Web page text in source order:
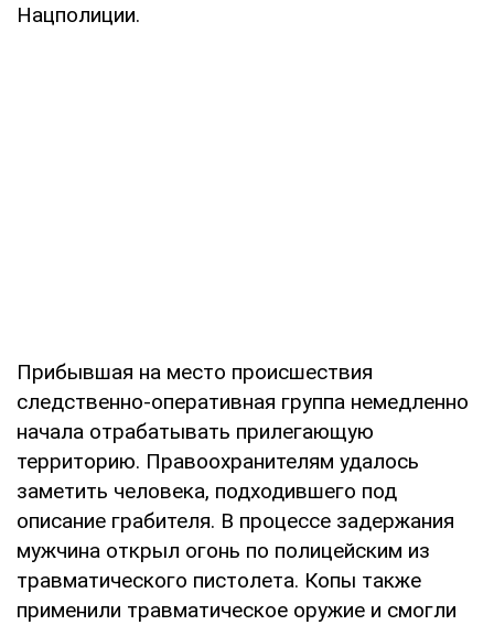
Нацполиции.
Прибывшая на место происшествия
следственно-оперативная группа немедленно
начала отрабатывать прилегающую
территорию. Правоохранителям удалось
заметить человека, подходившего под
описание грабителя. В процессе задержания
мужчина открыл огонь по полицейским из
травматического пистолета. Копы также
применили травматическое оружие и смогли